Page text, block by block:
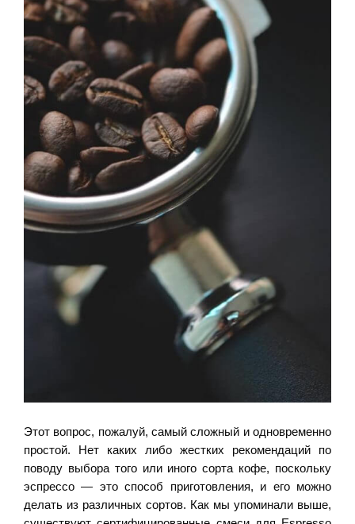
Этот вопрос, пожалуй, самый сложный и одновременно
простой. Нет каких либо жестких рекомендаций по
поводу выбора того или иного сорта кофе, поскольку
эспрессо — это способ приготовления, и его можно
делать из различных сортов. Как мы упоминали выше,